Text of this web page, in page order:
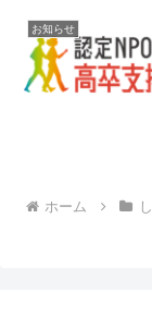
お知らせ
ホーム